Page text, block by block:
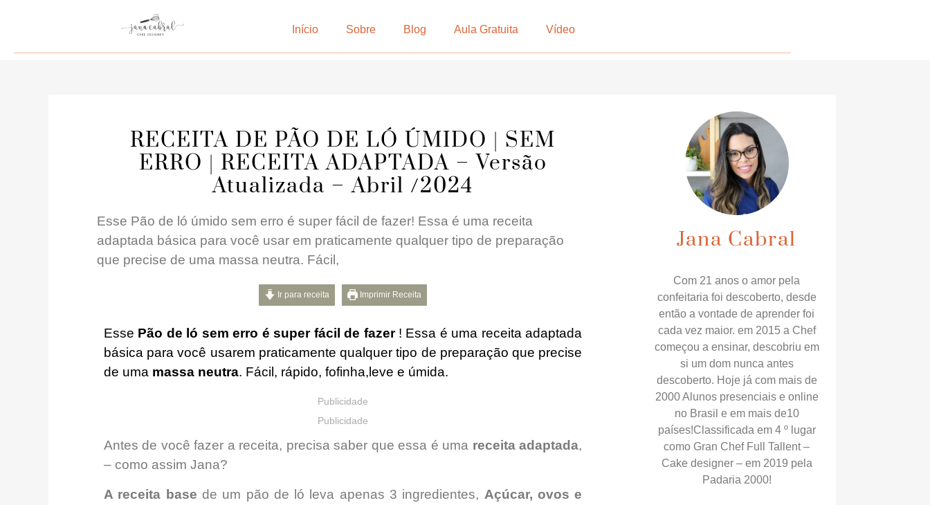
Início Sobre Blog Aula Gratuita Vídeo
RECEITA DE PÃO DE LÓ ÚMIDO | SEM
ERRO | RECEITA ADAPTADA – Versão
Atualizada – Abril /2024
Esse Pão de ló úmido sem erro é super fácil de fazer! Essa é uma receita
adaptada básica para você usar em praticamente qualquer tipo de preparação
que precise de uma massa neutra. Fácil,
Ir para receita Imprimir Receita
Esse Pão de ló sem erro é super fácil de fazer ! Essa é uma receita adaptada
básica para você usarem praticamente qualquer tipo de preparação que precise
de uma massa neutra. Fácil, rápido, fofinha,leve e úmida.
Publicidade
Publicidade
Antes de você fazer a receita, precisa saber que essa é uma receita adaptada,
– como assim Jana?
A receita base de um pão de ló leva apenas 3 ingredientes, Açúcar, ovos e
Jana Cabral
Com 21 anos o amor pela
confeitaria foi descoberto, desde
então a vontade de aprender foi
cada vez maior. em 2015 a Chef
começou a ensinar, descobriu em
si um dom nunca antes
descoberto. Hoje já com mais de
2000 Alunos presenciais e online
no Brasil e em mais de10
países!Classificada em 4 º lugar
como Gran Chef Full Tallent –
Cake designer – em 2019 pela
Padaria 2000!